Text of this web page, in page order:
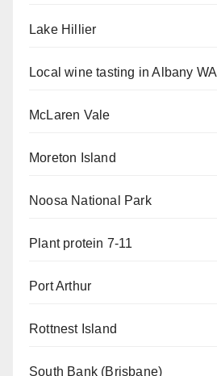
Lake Hillier
Local wine tasting in Albany WA
McLaren Vale
Moreton Island
Noosa National Park
Plant protein 7-11
Port Arthur
Rottnest Island
South Bank (Brisbane)